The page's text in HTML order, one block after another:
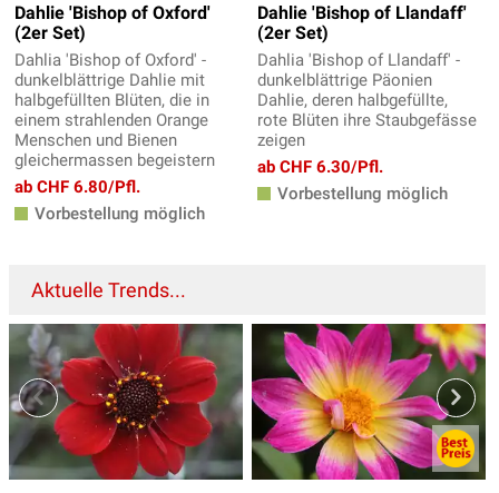
Dahlie 'Bishop of Oxford'
(2er Set)
Dahlia 'Bishop of Oxford' -
dunkelblättrige Dahlie mit
halbgefüllten Blüten, die in
einem strahlenden Orange
Menschen und Bienen
gleichermassen begeistern
ab CHF 6.80/Pfl.
Vorbestellung möglich
Dahlie 'Bishop of Llandaff'
(2er Set)
Dahlia 'Bishop of Llandaff' -
dunkelblättrige Päonien
Dahlie, deren halbgefüllte,
rote Blüten ihre Staubgefässe
zeigen
ab CHF 6.30/Pfl.
Vorbestellung möglich
Aktuelle Trends...